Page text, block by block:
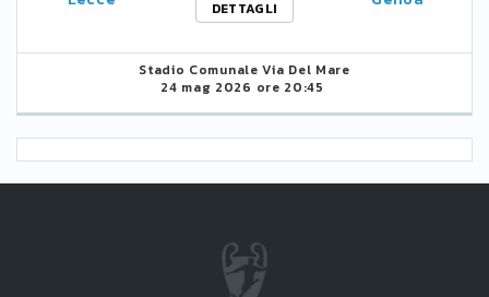
DETTAGLI
Stadio Comunale Via Del Mare
24 mag 2026 ore 20:45